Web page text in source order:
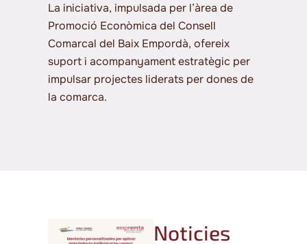
La iniciativa, impulsada per l’àrea de
Promoció Econòmica del Consell
Comarcal del Baix Empordà, ofereix
suport i acompanyament estratègic per
impulsar projectes liderats per dones de
la comarca.
Noticies